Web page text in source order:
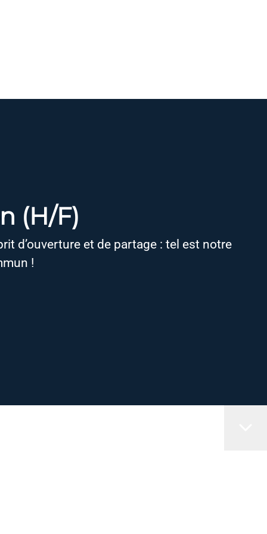
(H/F)
d’ouverture et de partage : tel est notre
!